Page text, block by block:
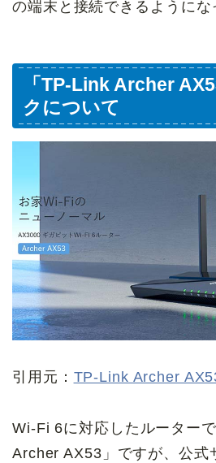
の端末と接続できるようにな
「TP-Link Archer
クについて
引用元： TP-Link Archer
Wi-Fi 6に対応したルーター
Archer AX53」ですが、公式